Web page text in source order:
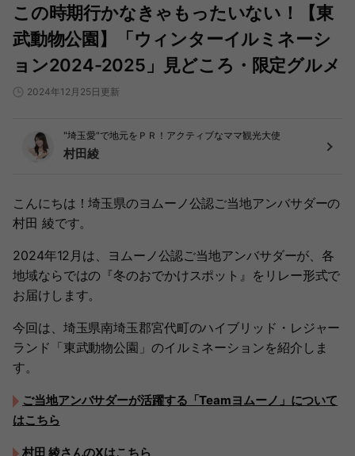
この時期行かなきゃもったいない！【東
武動物公園】「ウィンターイルミネーシ
ョン2024-2025」見どころ・限定グルメ
2024年12月25日更新
"埼玉愛"で地元をＰＲ！アクティブなママ観光大使
村田綾
こんにちは！埼玉県のヨムーノ公認ご当地アンバサダーの
村田 綾です。
2024年12月は、ヨムーノ公認ご当地アンバサダーが、各
地域ならではの『冬のおでかけスポット』をリレー形式で
お届けします。
今回は、埼玉県南埼玉郡宮代町のハイブリッド・レジャー
ランド「東武動物公園」のイルミネーションを紹介しま
す。
ご当地アンバサダーが活躍する「Teamヨムーノ」について
はこちら
村田 綾さんのXはこちら